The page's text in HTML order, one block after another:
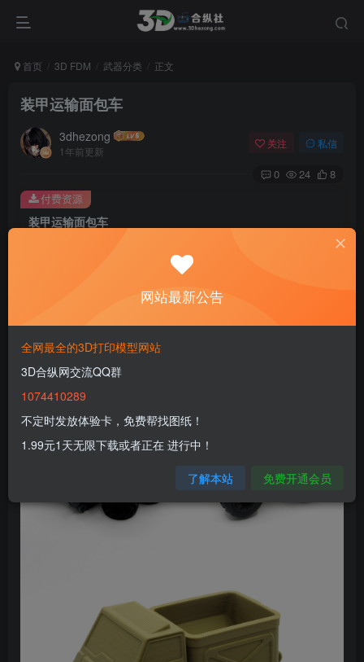
首页 3D FDM 武器分类 正文
装甲运输面包车
3dhezong
1年前更新
关注 私信
0 24 8
装甲运输面包车
100
免费
付费资源
网站最新公告
全网最全的3D打印模型网站
3D合纵网交流QQ群
1074410289
不定时发放体验卡，免费帮找图纸！
1.99元1天无限下载或者正在 进行中！
了解本站 免费开通会员